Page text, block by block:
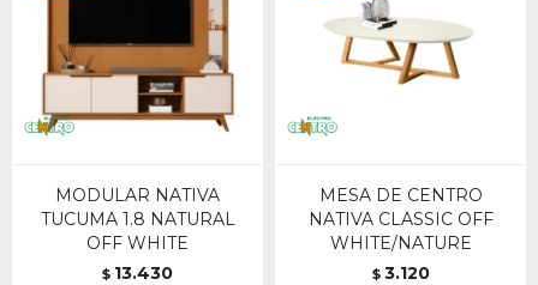
MODULAR NATIVA
TUCUMA 1.8 NATURAL
OFF WHITE
$ 13.430
MESA DE CENTRO
NATIVA CLASSIC OFF
WHITE/NATURE
$ 3.120